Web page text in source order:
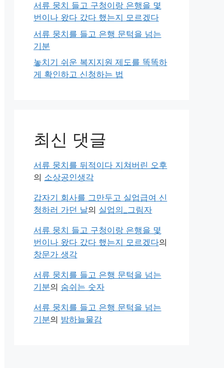
서류 뭉치 들고 구청이랑 은행을 몇
번이나 왔다 갔다 했는지 모르겠다
서류 뭉치를 들고 은행 문턱을 넘는
기분
놓치기 쉬운 복지지원 제도를 똑똑하
게 확인하고 신청하는 법
최신 댓글
서류 뭉치를 뒤적이다 지쳐버린 오후
의 소상공인생각
갑자기 회사를 그만두고 실업급여 신
청하러 가던 날의 실업의_그림자
서류 뭉치 들고 구청이랑 은행을 몇
번이나 왔다 갔다 했는지 모르겠다의
창문가 생각
서류 뭉치를 들고 은행 문턱을 넘는
기분의 숨쉬는 숫자
서류 뭉치를 들고 은행 문턱을 넘는
기분의 밤하늘물감